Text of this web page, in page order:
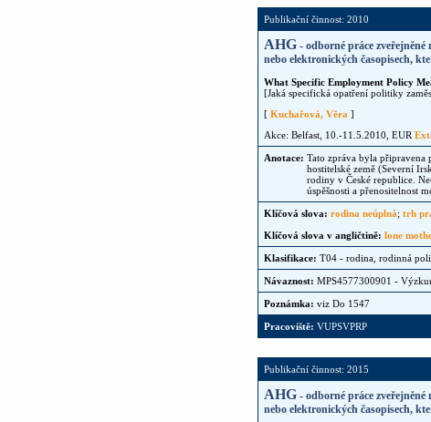
Publikační činnost: 2010
AHG - odborné práce
nebo elektronických časopisech,
What Specific Employment Policy
[Jaká specifická opatření politiky
[ Kuchařová, Věra ]
Akce: Belfast, 10.-11.5.2010, EUR
Anotace: Tato zpráva byla
hostitelské země (Severní
rodiny v České republice.
úspěšnosti a přenositelnost
Klíčová slova: rodina neúplná; trh
Klíčová slova v angličtině: lone
Klasifikace: T04 - rodina, rodinná
Návaznost: MPS4577300901 -
Poznámka: viz Do 1547
Pracoviště: VUPSVPRP
Publikační činnost: 2015
AHG - odborné práce
nebo elektronických časopisech,